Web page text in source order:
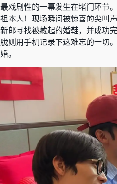
最戏剧性的一幕发生在堵门环节
祖本人！现场瞬间被惊喜的尖叫
新郎寻找被藏起的婚鞋，并成功
胧则用手机记录下这难忘的一切
婚。